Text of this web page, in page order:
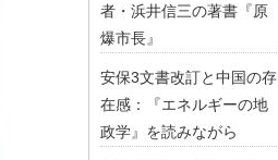
者・浜井信三の著書『原
爆市長』
安保3文書改訂と中国の存
在感：『エネルギーの地
政学』を読みながら